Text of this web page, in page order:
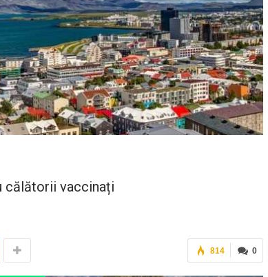
călătorii vaccinați
0
814